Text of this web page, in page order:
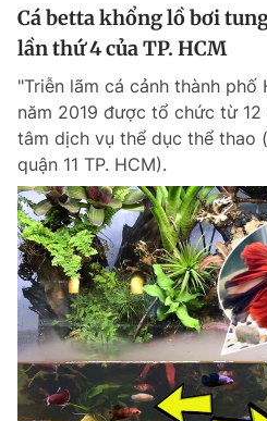
Cá betta khổng lồ bơi
lần thứ 4 của TP. HCM
"Triễn lãm cá cảnh thành
năm 2019 được tổ chức từ
tâm dịch vụ thể dục thể thao
quận 11 TP. HCM).